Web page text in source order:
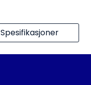
Spesifikasjoner